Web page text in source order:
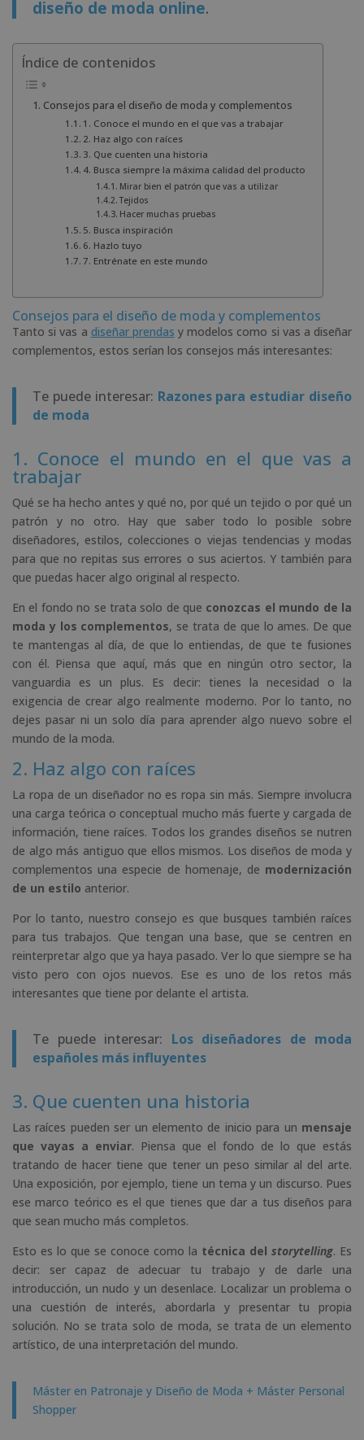
diseño de moda online.
Índice de contenidos
Consejos para el diseño de moda y complementos
1. Conoce el mundo en el que vas a trabajar
2. Haz algo con raíces
3. Que cuenten una historia
4. Busca siempre la máxima calidad del producto
Mirar bien el patrón que vas a utilizar
Tejidos
Hacer muchas pruebas
5. Busca inspiración
6. Hazlo tuyo
7. Entrénate en este mundo
Consejos para el diseño de moda y complementos
Tanto si vas a diseñar prendas y modelos como si vas a diseñar
complementos, estos serían los consejos más interesantes:
Te puede interesar: Razones para estudiar diseño
de moda
1. Conoce el mundo en el que vas a
trabajar
Qué se ha hecho antes y qué no, por qué un tejido o por qué un
patrón y no otro. Hay que saber todo lo posible sobre
diseñadores, estilos, colecciones o viejas tendencias y modas
para que no repitas sus errores o sus aciertos. Y también para
que puedas hacer algo original al respecto.
En el fondo no se trata solo de que conozcas el mundo de la
moda y los complementos, se trata de que lo ames. De que
te mantengas al día, de que lo entiendas, de que te fusiones
con él. Piensa que aquí, más que en ningún otro sector, la
vanguardia es un plus. Es decir: tienes la necesidad o la
exigencia de crear algo realmente moderno. Por lo tanto, no
dejes pasar ni un solo día para aprender algo nuevo sobre el
mundo de la moda.
2. Haz algo con raíces
La ropa de un diseñador no es ropa sin más. Siempre involucra
una carga teórica o conceptual mucho más fuerte y cargada de
información, tiene raíces. Todos los grandes diseños se nutren
de algo más antiguo que ellos mismos. Los diseños de moda y
complementos una especie de homenaje, de modernización
de un estilo anterior.
Por lo tanto, nuestro consejo es que busques también raíces
para tus trabajos. Que tengan una base, que se centren en
reinterpretar algo que ya haya pasado. Ver lo que siempre se ha
visto pero con ojos nuevos. Ese es uno de los retos más
interesantes que tiene por delante el artista.
Te puede interesar: Los diseñadores de moda
españoles más influyentes
3. Que cuenten una historia
Las raíces pueden ser un elemento de inicio para un mensaje
que vayas a enviar. Piensa que el fondo de lo que estás
tratando de hacer tiene que tener un peso similar al del arte.
Una exposición, por ejemplo, tiene un tema y un discurso. Pues
ese marco teórico es el que tienes que dar a tus diseños para
que sean mucho más completos.
Esto es lo que se conoce como la técnica del storytelling. Es
decir: ser capaz de adecuar tu trabajo y de darle una
introducción, un nudo y un desenlace. Localizar un problema o
una cuestión de interés, abordarla y presentar tu propia
solución. No se trata solo de moda, se trata de un elemento
artístico, de una interpretación del mundo.
Máster en Patronaje y Diseño de Moda + Máster Personal
Shopper